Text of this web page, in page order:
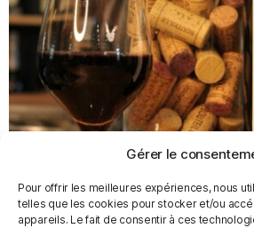
Gérer le
Pour offrir les meilleures expériences, nous
telles que les cookies pour stocker et/ou
appareils. Le fait de consentir à ces